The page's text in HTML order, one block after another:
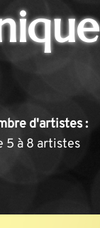
d'artistes :
5 à 8 artistes